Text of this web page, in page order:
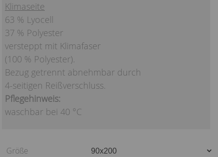
Klimaseite
63 % Lyocell
37 % Polyester
versteppt mit Klimafaser
(100 % Polyester).
Bezug getrennt abnehmbar durch
4-seitigen Reißverschluss.
Pflegehinweis:
waschbar bei 40 °C
Größe